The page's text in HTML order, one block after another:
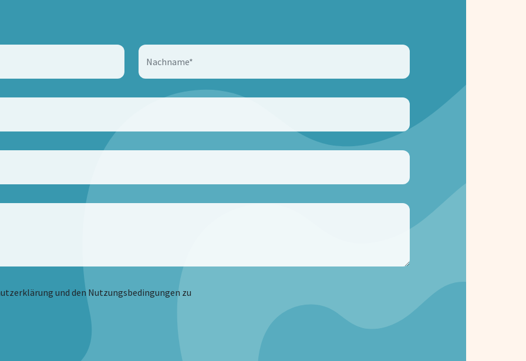
Nachname*
und den Nutzungsbedingungen zu